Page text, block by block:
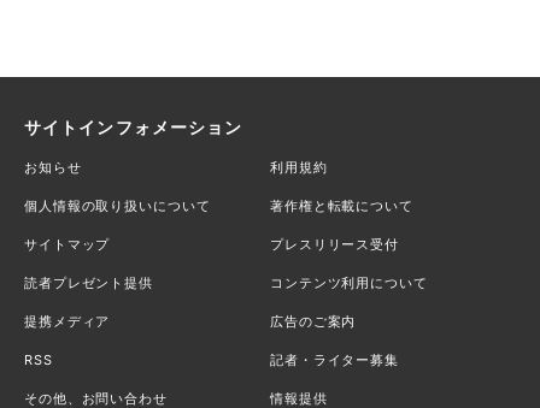
サイトインフォメーション
お知らせ 利用規約
個人情報の取り扱いについて 著作権と転載について
サイトマップ プレスリリース受付
読者プレゼント提供 コンテンツ利用について
提携メディア 広告のご案内
RSS 記者・ライター募集
その他、お問い合わせ 情報提供